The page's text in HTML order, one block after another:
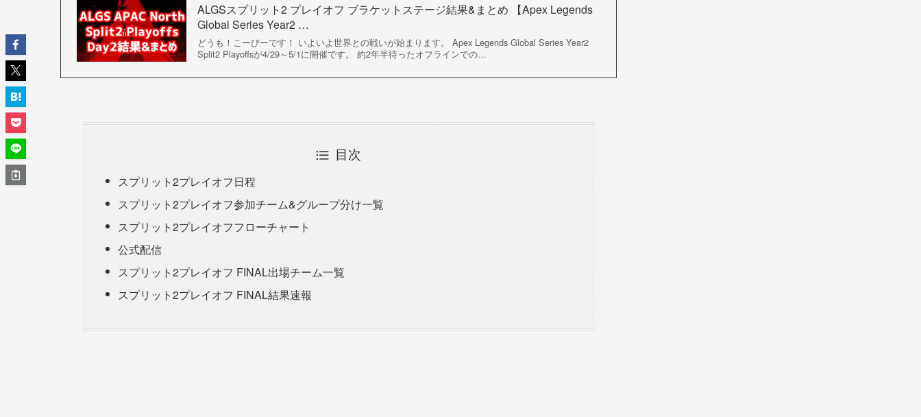
ALGSスプリット2 プレイオフ ブラケットステージ結果&まとめ 【Apex Legends
Global Series Year2 …
どうも！こーびーです！ いよいよ世界との戦いが始まります。 Apex Legends Global Series Year2
Split2 Playoffsが4/29～5/1に開催です。 約2年半待ったオフラインでの…
目次
スプリット2プレイオフ日程
スプリット2プレイオフ参加チーム&グループ分け一覧
スプリット2プレイオフフローチャート
公式配信
スプリット2プレイオフ FINAL出場チーム一覧
スプリット2プレイオフ FINAL結果速報